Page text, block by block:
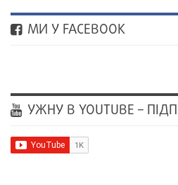
МИ У FACEBOOK
УЖНУ В YOUTUBE –